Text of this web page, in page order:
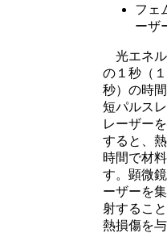
フェ
ーザ
光エネル
の１秒（
秒）の時
短パルス
レーザー
すると、
時間で材
す。顕微
ーザーを
射するこ
熱損傷を